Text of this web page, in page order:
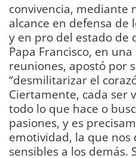
convivencia, mediante
alcance en defensa de
y en pro del estado de
Papa Francisco, en
reuniones, apostó por
“desmilitarizar el
Ciertamente, cada ser
todo lo que hace o
pasiones, y es
emotividad, la que nos
sensibles a los demás.